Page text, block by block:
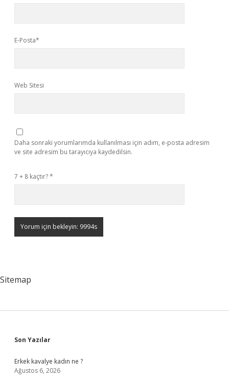
E-Posta*
Web Sitesi
Daha sonraki yorumlarımda kullanılması için adım, e-posta adresim
ve site adresim bu tarayıcıya kaydedilsin.
7 + 8 kaçtır?*
Sitemap
Sidebar
Son Yazılar
Erkek kavalye kadın ne ?
Ağustos 6, 2026